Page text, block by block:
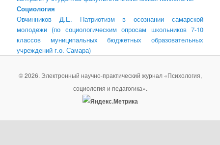
Социология
Овчинников Д.Е. Патриотизм в осознании самарской
молодежи (по социологическим опросам школьников 7-10
классов муниципальных бюджетных образовательных
учреждений г.о. Самара)
© 2026. Электронный научно-практический журнал «Психология,
социология и педагогика».